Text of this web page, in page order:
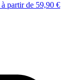
à partir de 59,90 €